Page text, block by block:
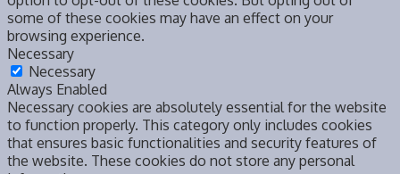
some of these cookies may have an effect on your
browsing experience.
Necessary
Necessary
Always Enabled
Necessary cookies are absolutely essential for the website
to function properly. This category only includes cookies
that ensures basic functionalities and security features of
the website. These cookies do not store any personal